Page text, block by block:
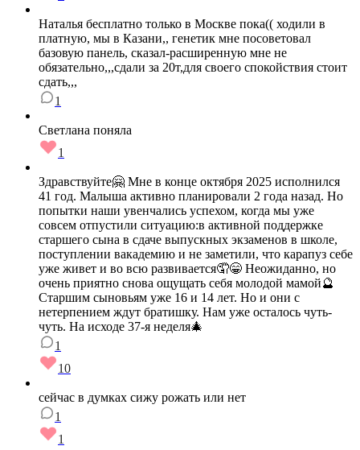
Наталья бесплатно только в Москве пока(( ходили в
платную, мы в Казани,, генетик мне посоветовал
базовую панель, сказал-расширенную мне не
обязательно,,,сдали за 20т,для своего спокойствия стоит
сдать,,,
1
Светлана поняла
1
Здравствуйте🤗 Мне в конце октября 2025 исполнился
41 год. Малыша активно планировали 2 года назад. Но
попытки наши увенчались успехом, когда мы уже
совсем отпустили ситуацию:в активной поддержке
старшего сына в сдаче выпускных экзаменов в школе,
поступлении вакадемию и не заметили, что карапуз себе
уже живет и во всю развивается🤦😁 Неожиданно, но
очень приятно снова ощущать себя молодой мамой🔮
Старшим сыновьям уже 16 и 14 лет. Но и они с
нетерпением ждут братишку. Нам уже осталось чуть-
чуть. На исходе 37-я неделя🎄
1
10
сейчас в думках сижу рожать или нет
1
1